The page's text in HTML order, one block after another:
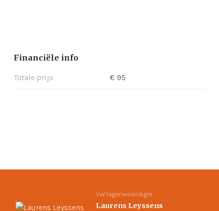
Financiële info
Totale prijs € 95
Vertegenwoordiger
Laurens Leyssens